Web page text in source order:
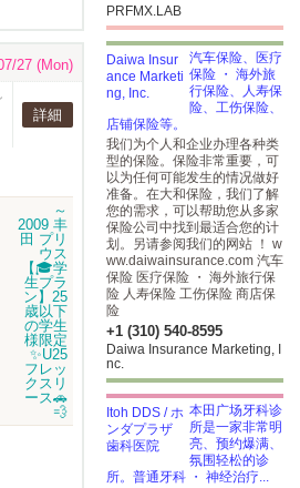
27 (Mon)
詳細
PRFMX.LAB
汽车保险、医疗
保险 ・ 海外旅
行保险、人寿保
险、工伤保险、
店铺保险等。
我们为个人和企业办理各种类
型的保险。保险非常重要，可
以为任何可能发生的情况做好
准备。在大和保险，我们了解
您的需求，可以帮助您从多家
保险公司中找到最适合您的计
划。另请参阅我们的网站 ！ w
ww.daiwainsurance.com 汽车
保险 医疗保险 ・ 海外旅行保
险 人寿保险 工伤保险 商店保
险
+1 (310) 540-8595
Daiwa Insurance Marketing, I
nc.
本田广场牙科诊
所是一家非常明
亮、预约爆满、
氛围轻松的诊
所。普通牙科 ・ 神经治疗...